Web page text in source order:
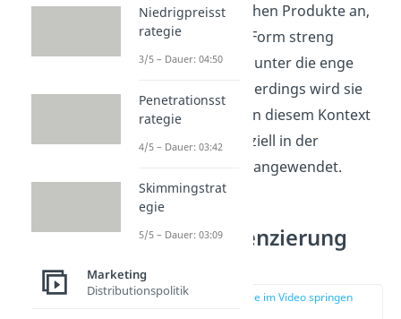
komplett identischen Produkte an,
weswegen diese Form streng
genommen nicht unter die enge
Definition fällt. Allerdings wird sie
trotzdem häufig in diesem Kontext
genannt und speziell in der
Marketing Praxis angewendet.
Preisdifferenzierung
zur Stelle im Video springen
Niedrigpreisst
rategie
3/5 – Dauer: 04:50
Penetrationsst
rategie
4/5 – Dauer: 03:42
Skimmingstrat
egie
5/5 – Dauer: 03:09
Marketing
Distributionspolitik